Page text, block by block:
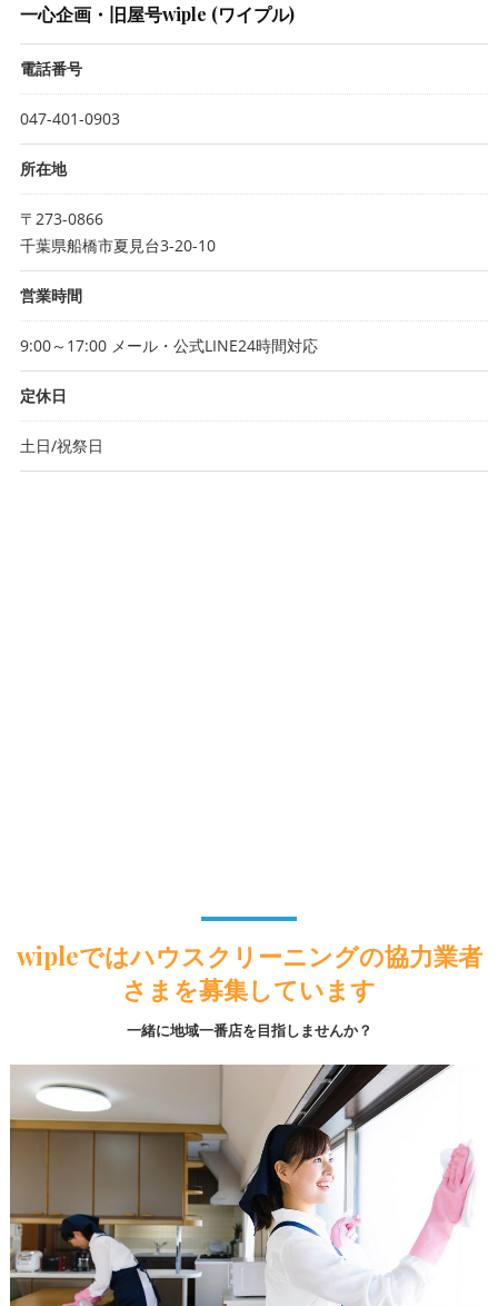
一心企画・旧屋号wiple (ワイプル)
電話番号
047-401-0903
所在地
〒273-0866
千葉県船橋市夏見台3-20-10
営業時間
9:00～17:00 メール・公式LINE24時間対応
定休日
土日/祝祭日
wipleではハウスクリーニングの協力業者
さまを募集しています
一緒に地域一番店を目指しませんか？